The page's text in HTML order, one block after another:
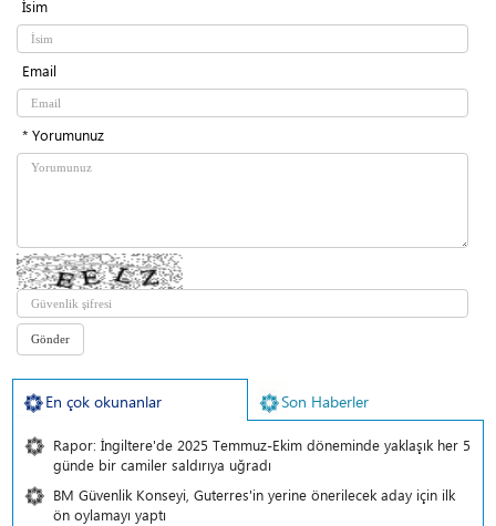
İsim
Email
* Yorumunuz
En çok okunanlar Son Haberler
Rapor: İngiltere'de 2025 Temmuz-Ekim döneminde yaklaşık her 5
günde bir camiler saldırıya uğradı
BM Güvenlik Konseyi, Guterres'in yerine önerilecek aday için ilk
ön oylamayı yaptı